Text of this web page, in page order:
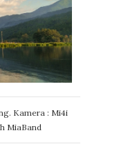
Kamera : Mi4i
MiaBand